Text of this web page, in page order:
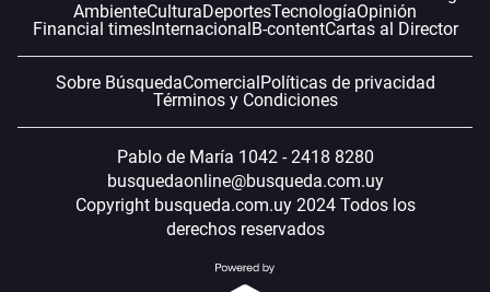
AmbienteCulturaDeportesTecnologíaOpinión
Financial timesInternacionalB-contentCartas al Director
Sobre BúsquedaComercialPolíticas de privacidad
Términos y Condiciones
Pablo de María 1042 - 2418 8280
busquedaonline@busqueda.com.uy
Copyright busqueda.com.uy 2024 Todos los
derechos reservados